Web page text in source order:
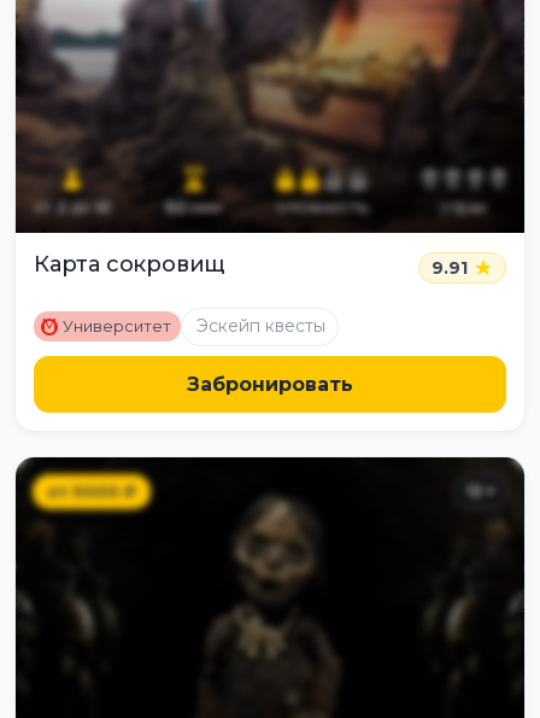
от 2до 10 60мин сложность страх
Карта сокровищ 9.91
M Университет Эскейп квесты
Забронировать
от5000₽ 12 +